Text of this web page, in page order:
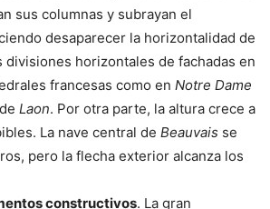
sus columnas y subrayan el
desaparecer la horizontalidad de
divisiones horizontales de fachadas en
francesas como en Notre Dame
Laon. Por otra parte, la altura crece a
La nave central de Beauvais se
pero la flecha exterior alcanza los
constructivos. La gran